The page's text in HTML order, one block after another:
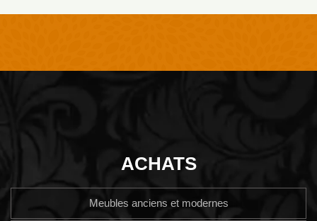
ACHATS
Meubles anciens et modernes